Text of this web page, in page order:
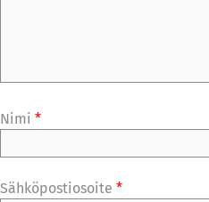
Nimi *
Sähköpostiosoite *